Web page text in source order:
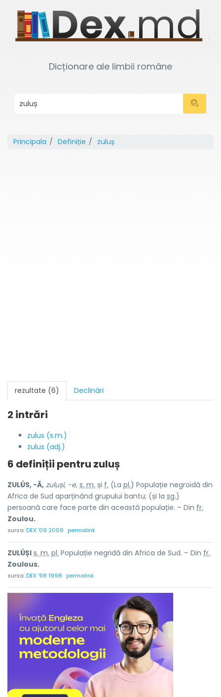
Dicționare ale limbii române
Principala Definiție zuluș
rezultate (6) Declinări
2 intrări
zulus (s.m.)
zulus (adj.)
6 definiții pentru zuluș
ZULÚS, -Ă, zuluși, -e, s. m. și f. (La pl.) Populație negroidă din
Africa de Sud aparținând grupului bantu; (și la sg.)
persoană care face parte din această populație. – Din fr.
Zoulou.
sursa:DEX '09 2009 permalink
ZULÚȘI s. m. pl. Populație negridă din Africa de Sud. – Din fr.
Zoulous.
sursa:DEX '98 1998 permalink